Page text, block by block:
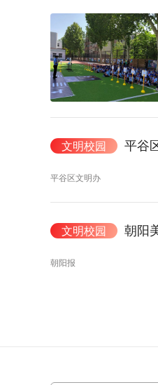
文明校园 平谷
平谷区文明办
文明校园 朝阳
朝阳报